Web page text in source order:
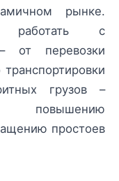
рынке.
работать с
от перевозки
грузов –
повышению
простоев